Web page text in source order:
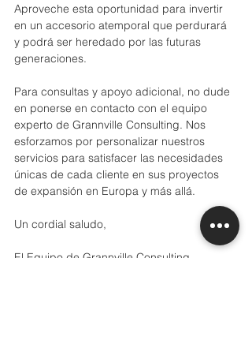
Aproveche esta oportunidad para invertir
en un accesorio atemporal que perdurará
y podrá ser heredado por las futuras
generaciones.
Para consultas y apoyo adicional, no dude
en ponerse en contacto con el equipo
experto de Grannville Consulting. Nos
esforzamos por personalizar nuestros
servicios para satisfacer las necesidades
únicas de cada cliente en sus proyectos
de expansión en Europa y más allá.
Un cordial saludo,
El Equipo de Grannville Consulting.